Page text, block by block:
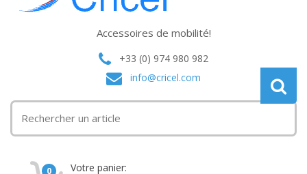
Accessoires de mobilité!
+33 (0) 974 980 982
info@cricel.com
0 Votre panier: